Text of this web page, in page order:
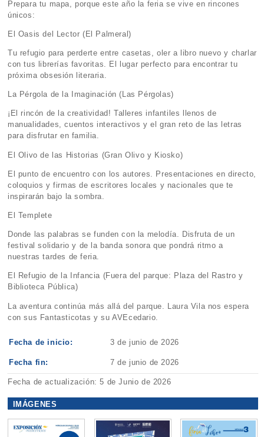
Prepara tu mapa, porque este año la feria se vive en rincones
únicos:
El Oasis del Lector (El Palmeral)
Tu refugio para perderte entre casetas, oler a libro nuevo y charlar
con tus librerías favoritas. El lugar perfecto para encontrar tu
próxima obsesión literaria.
La Pérgola de la Imaginación (Las Pérgolas)
¡El rincón de la creatividad! Talleres infantiles llenos de
manualidades, cuentos interactivos y el gran reto de las letras
para disfrutar en familia.
El Olivo de las Historias (Gran Olivo y Kiosko)
El punto de encuentro con los autores. Presentaciones en directo,
coloquios y firmas de escritores locales y nacionales que te
inspirarán bajo la sombra.
El Templete
Donde las palabras se funden con la melodía. Disfruta de un
festival solidario y de la banda sonora que pondrá ritmo a
nuestras tardes de feria.
El Refugio de la Infancia (Fuera del parque: Plaza del Rastro y
Biblioteca Pública)
La aventura continúa más allá del parque. Laura Vila nos espera
con sus Fantasticotas y su AVEcedario.
Fecha de inicio: 3 de junio de 2026
Fecha fin: 7 de junio de 2026
Fecha de actualización: 5 de Junio de 2026
IMÁGENES